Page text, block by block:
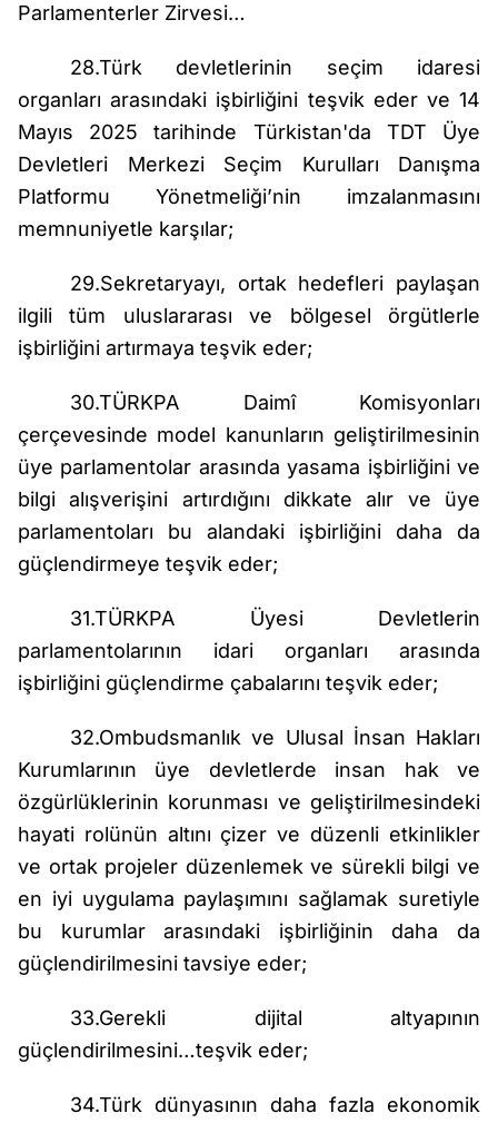
Parlamenterler Zirvesi…
28.Türk devletlerinin seçim idaresi
organları arasındaki işbirliğini teşvik eder ve 14
Mayıs 2025 tarihinde Türkistan'da TDT Üye
Devletleri Merkezi Seçim Kurulları Danışma
Platformu Yönetmeliği’nin imzalanmasını
memnuniyetle karşılar;
29.Sekretaryayı, ortak hedefleri paylaşan
ilgili tüm uluslararası ve bölgesel örgütlerle
işbirliğini artırmaya teşvik eder;
30.TÜRKPA Daimî Komisyonları
çerçevesinde model kanunların geliştirilmesinin
üye parlamentolar arasında yasama işbirliğini ve
bilgi alışverişini artırdığını dikkate alır ve üye
parlamentoları bu alandaki işbirliğini daha da
güçlendirmeye teşvik eder;
31.TÜRKPA Üyesi Devletlerin
parlamentolarının idari organları arasında
işbirliğini güçlendirme çabalarını teşvik eder;
32.Ombudsmanlık ve Ulusal İnsan Hakları
Kurumlarının üye devletlerde insan hak ve
özgürlüklerinin korunması ve geliştirilmesindeki
hayati rolünün altını çizer ve düzenli etkinlikler
ve ortak projeler düzenlemek ve sürekli bilgi ve
en iyi uygulama paylaşımını sağlamak suretiyle
bu kurumlar arasındaki işbirliğinin daha da
güçlendirilmesini tavsiye eder;
33.Gerekli dijital altyapının
güçlendirilmesini…teşvik eder;
34.Türk dünyasının daha fazla ekonomik